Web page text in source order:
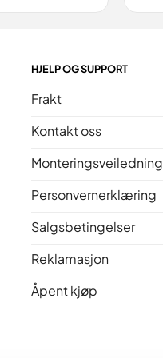
HJELP OG SUPPORT
Frakt
Kontakt oss
Monteringsveiledning
Personvernerklæring
Salgsbetingelser
Reklamasjon
Åpent kjøp